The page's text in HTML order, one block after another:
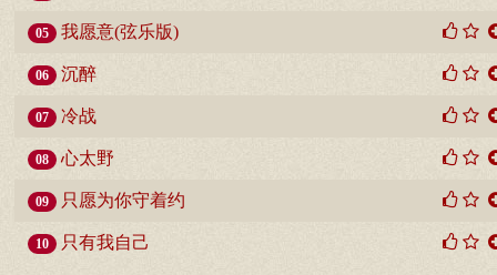
05 我愿意(弦乐版)
06 沉醉
07 冷战
08 心太野
09 只愿为你守着约
10 只有我自己